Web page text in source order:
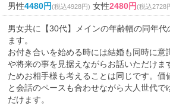
男性4480円(税込4928円) 女性2480円(税込2728
男女共に【30代】メインの年齢幅の同年代
ます。
お付き合いを始める時には結婚も同時に意
や将来の事を見据えながらお話いただけま
ためお相手様も考えることは同じです。価
と会話のペースも合わせながら大人世代で
だけます。